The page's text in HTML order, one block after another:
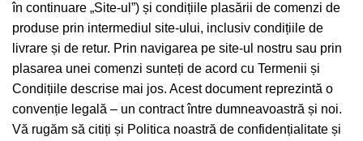
în continuare „Site-ul”) și condițiile plasării de comenzi de
produse prin intermediul site-ului, inclusiv condițiile de
livrare și de retur. Prin navigarea pe site-ul nostru sau prin
plasarea unei comenzi sunteți de acord cu Termenii și
Condițiile descrise mai jos. Acest document reprezintă o
convenție legală – un contract între dumneavoastră și noi.
Vă rugăm să citiți și Politica noastră de confidențialitate și